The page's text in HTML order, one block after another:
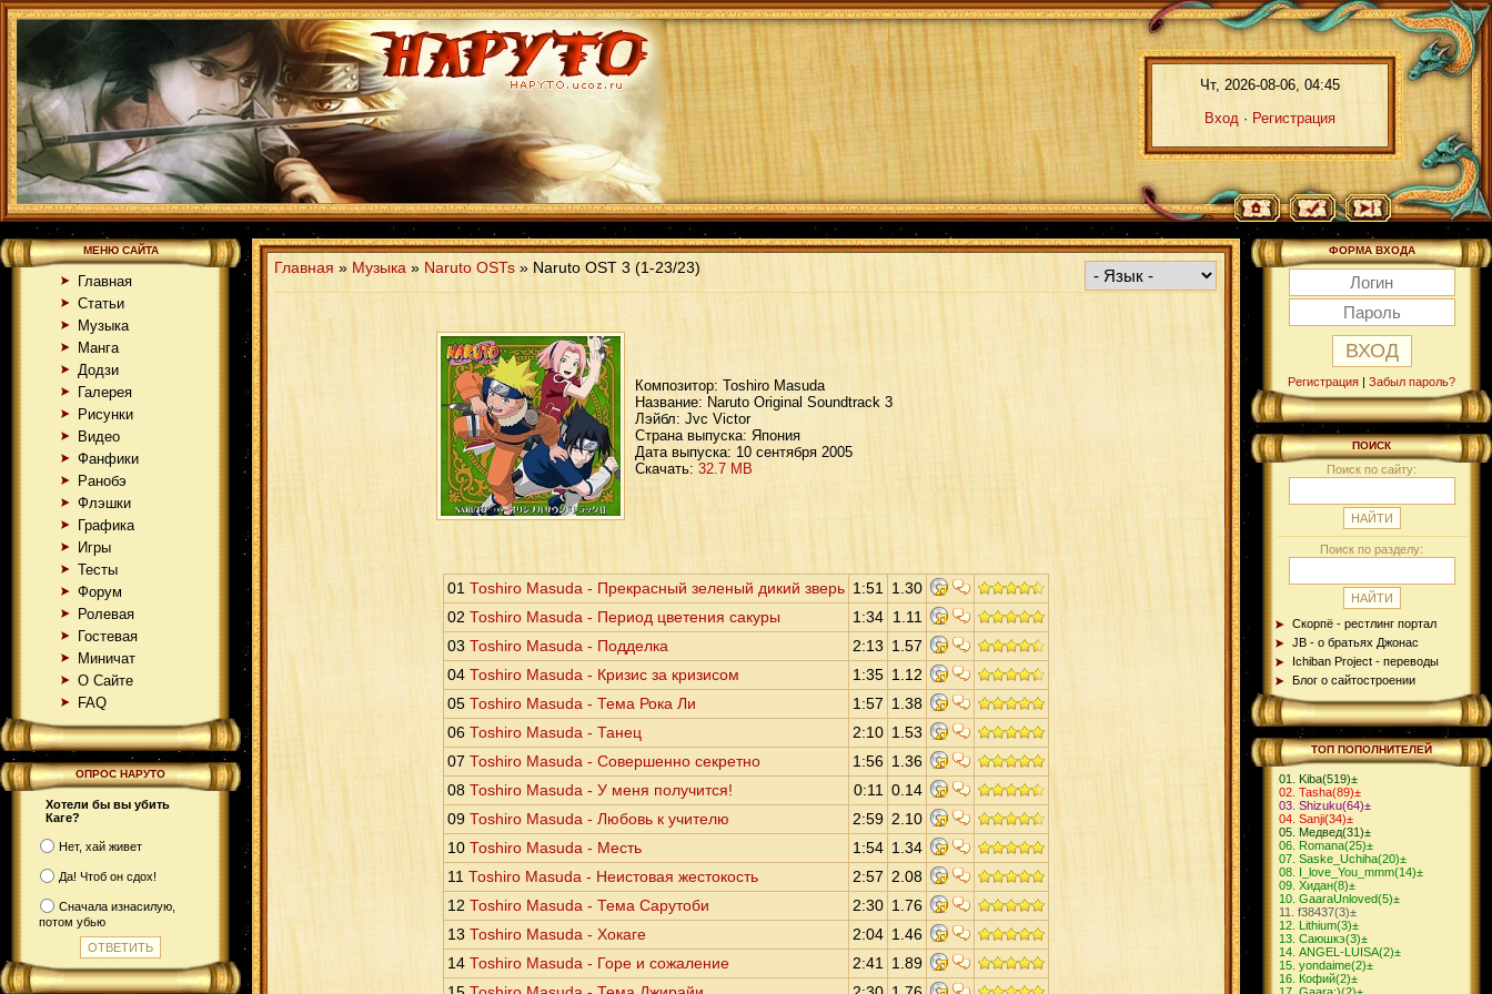
Чт, 2026-08-06, 04:45
Вход · Регистрация
МЕНЮ САЙТА
Главная
Статьи
Музыка
Манга
Додзи
Галерея
Рисунки
Видео
Фанфики
Ранобэ
Флэшки
Графика
Игры
Тесты
Форум
Ролевая
Гостевая
Миничат
О Сайте
FAQ
ОПРОС НАРУТО
Хотели бы вы убить
Каге?
Нет, хай живет
Да! Чтоб он сдох!
Сначала изнасилую,
потом убью
Главная » Музыка » Naruto OSTs » Naruto OST 3 (1-23/23)
Композитор: Toshiro Masuda
Название: Naruto Original Soundtrack 3
Лэйбл: Jvc Victor
Страна выпуска: Япония
Дата выпуска: 10 сентября 2005
Скачать: 32.7 MB
01 Toshiro Masuda - Прекрасный зеленый дикий зверь 1:51 1.30
02 Toshiro Masuda - Период цветения сакуры 1:34 1.11
03 Toshiro Masuda - Подделка 2:13 1.57
04 Toshiro Masuda - Кризис за кризисом 1:35 1.12
05 Toshiro Masuda - Тема Рока Ли 1:57 1.38
06 Toshiro Masuda - Танец 2:10 1.53
07 Toshiro Masuda - Совершенно секретно 1:56 1.36
08 Toshiro Masuda - У меня получится! 0:11 0.14
09 Toshiro Masuda - Любовь к учителю 2:59 2.10
10 Toshiro Masuda - Месть 1:54 1.34
11 Toshiro Masuda - Неистовая жестокость 2:57 2.08
12 Toshiro Masuda - Тема Сарутоби 2:30 1.76
13 Toshiro Masuda - Хокаге 2:04 1.46
14 Toshiro Masuda - Горе и сожаление 2:41 1.89
ФОРМА ВХОДА
Регистрация | Забыл пароль?
ПОИСК
Поиск по сайту:
Поиск по разделу:
Скорпё - рестлинг портал
JB - о братьях Джонас
Ichiban Project - переводы
Блог о сайтостроении
ТОП ПОПОЛНИТЕЛЕЙ
Kiba(519)±
Tasha(89)±
Shizuku(64)±
Sanji(34)±
Медвед(31)±
Romana(25)±
Saske_Uchiha(20)±
I_love_You_mmm(14)±
Хидан(8)±
GaaraUnloved(5)±
f38437(3)±
Lithium(3)±
Саюшкэ(3)±
ANGEL-LUISA(2)±
yondaime(2)±
Кофий(2)±